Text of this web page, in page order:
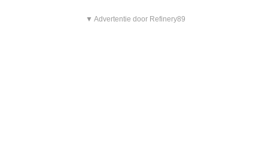
▼ Advertentie door Refinery89